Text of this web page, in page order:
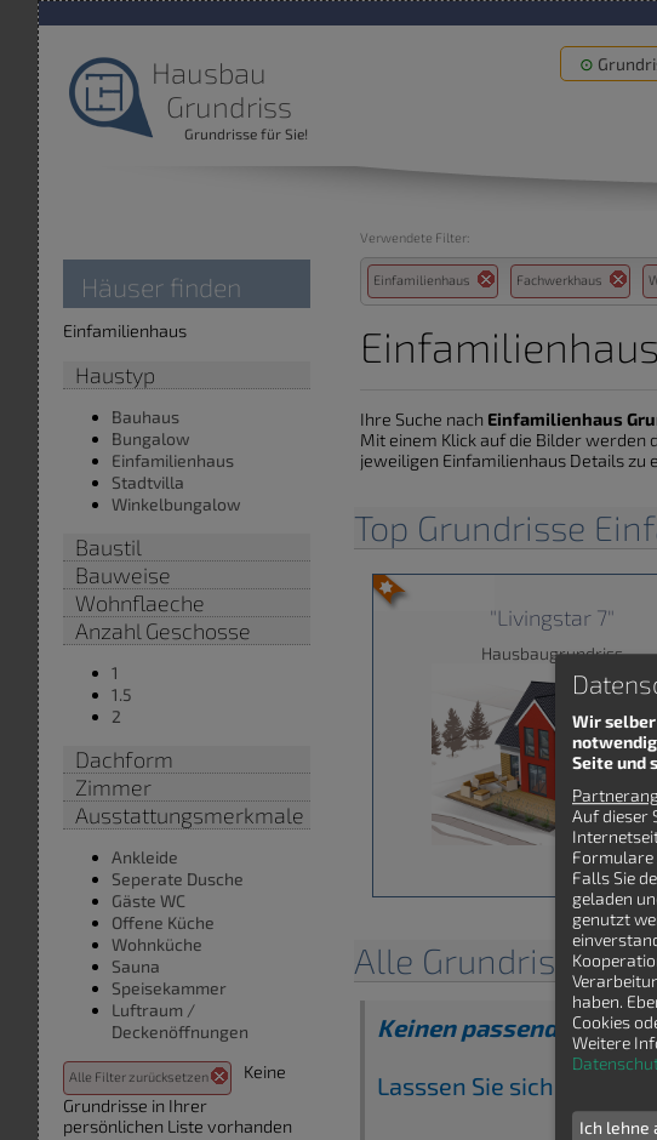
Hausbau
Grundriss
Grundrisse für Sie!
Verwendete Filter:
Einfamilienhaus Fachwerkhaus
Ihre Suche nach Einfamilienhaus
Mit einem Klick auf die Bilder
jeweiligen Einfamilienhaus Details zu
Top Grundrisse
"Livingstar 7"
Hausbaugrundriss
Alle Grundrisse
Keinen passenden
Lasssen Sie sich
Häuser finden
Einfamilienhaus
Haustyp
Bauhaus
Bungalow
Einfamilienhaus
Stadtvilla
Winkelbungalow
Baustil
Bauweise
Wohnflaeche
Anzahl Geschosse
1
1.5
2
Dachform
Zimmer
Ausstattungsmerkmale
Ankleide
Seperate Dusche
Gäste WC
Offene Küche
Wohnküche
Sauna
Speisekammer
Luftraum /
Deckenöffnungen
Alle Filter zurücksetzen
Keine
Grundrisse in Ihrer
persönlichen Liste vorhanden
Wir
Seite und
Auf dieser
Formulare
Falls Sie
geladen
genutzt
haben.
Cookies
Weitere
Ich lehne